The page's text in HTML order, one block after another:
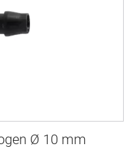
Ø 10 mm